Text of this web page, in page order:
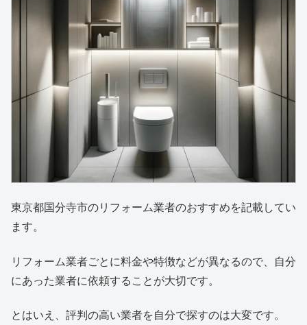
東京都国分寺市のリフォーム業者のおすすめを記載してい
ます。
リフォーム業者ごとに料金や特徴などが異なるので、自分
にあった業者に依頼することが大切です。
とはいえ、評判の高い業者を自分で探すのは大変です。